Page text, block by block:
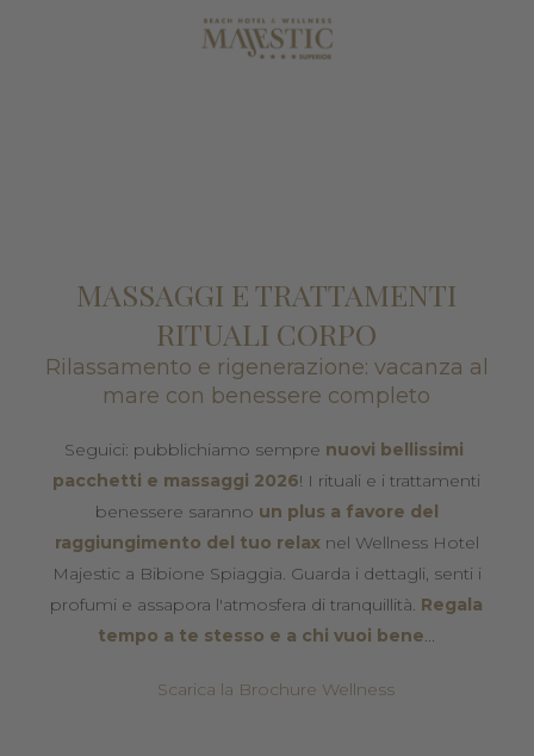
MASSAGGI E TRATTAMENTI
RITUALI CORPO
Rilassamento e rigenerazione: vacanza al
mare con benessere completo
Seguici: pubblichiamo sempre nuovi bellissimi
pacchetti e massaggi 2026! I rituali e i trattamenti
benessere saranno un plus a favore del
raggiungimento del tuo relax nel Wellness Hotel
Majestic a Bibione Spiaggia. Guarda i dettagli, senti i
profumi e assapora l'atmosfera di tranquillità. Regala
tempo a te stesso e a chi vuoi bene...
Scarica la Brochure Wellness